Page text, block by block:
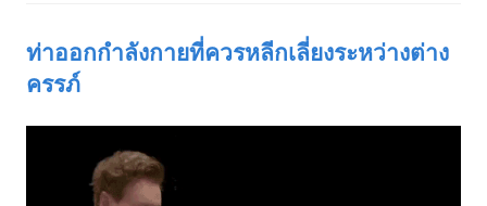
ท่าออกกำลังกายที่ควรหลีกเลี่ยงระหว่างต่าง
ครรภ์